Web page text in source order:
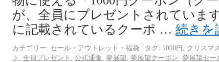
が、全員にプレゼントされていま
に記載されているクーポ … 続き
カテゴリー: セール・アウトレット・福袋 | タグ: 1000円
クリスマ
ト
全員プレゼント 公式通販 夢展望 夢展望クーポン 夢展望セー